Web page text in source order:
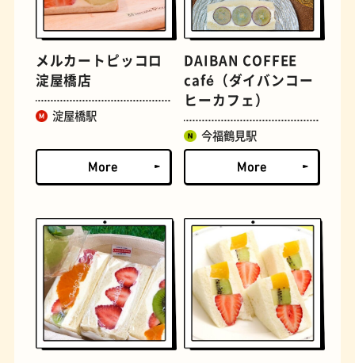
文学碑 ジェラート
ジューススタンド たまごサンド
メルカートピッコロ
淀屋橋店
淀屋橋駅
DAIBAN COFFEE
café（ダイバンコー
ヒーカフェ）
今福鶴見駅